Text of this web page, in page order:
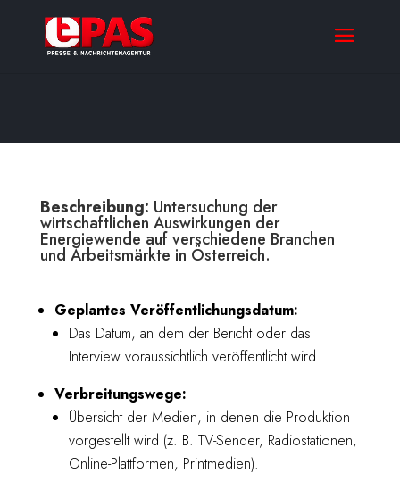
Beschreibung: Untersuchung der
wirtschaftlichen Auswirkungen der
Energiewende auf verschiedene Branchen
und Arbeitsmärkte in Österreich.
Geplantes Veröffentlichungsdatum:
Das Datum, an dem der Bericht oder das
Interview voraussichtlich veröffentlicht wird.
Verbreitungswege:
Übersicht der Medien, in denen die Produktion
vorgestellt wird (z. B. TV-Sender, Radiostationen,
Online-Plattformen, Printmedien).